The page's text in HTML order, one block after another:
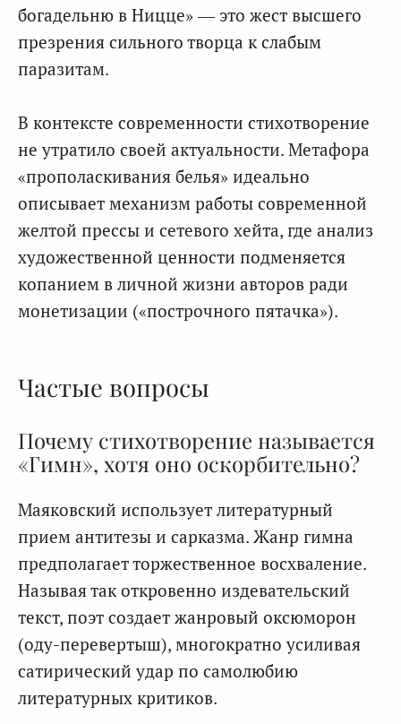
богадельню в Ницце» — это жест высшего
презрения сильного творца к слабым
паразитам.
В контексте современности стихотворение
не утратило своей актуальности. Метафора
«прополаскивания белья» идеально
описывает механизм работы современной
желтой прессы и сетевого хейта, где анализ
художественной ценности подменяется
копанием в личной жизни авторов ради
монетизации («построчного пятачка»).
Частые вопросы
Почему стихотворение называется
«Гимн», хотя оно оскорбительно?
Маяковский использует литературный
прием антитезы и сарказма. Жанр гимна
предполагает торжественное восхваление.
Называя так откровенно издевательский
текст, поэт создает жанровый оксюморон
(оду-перевертыш), многократно усиливая
сатирический удар по самолюбию
литературных критиков.